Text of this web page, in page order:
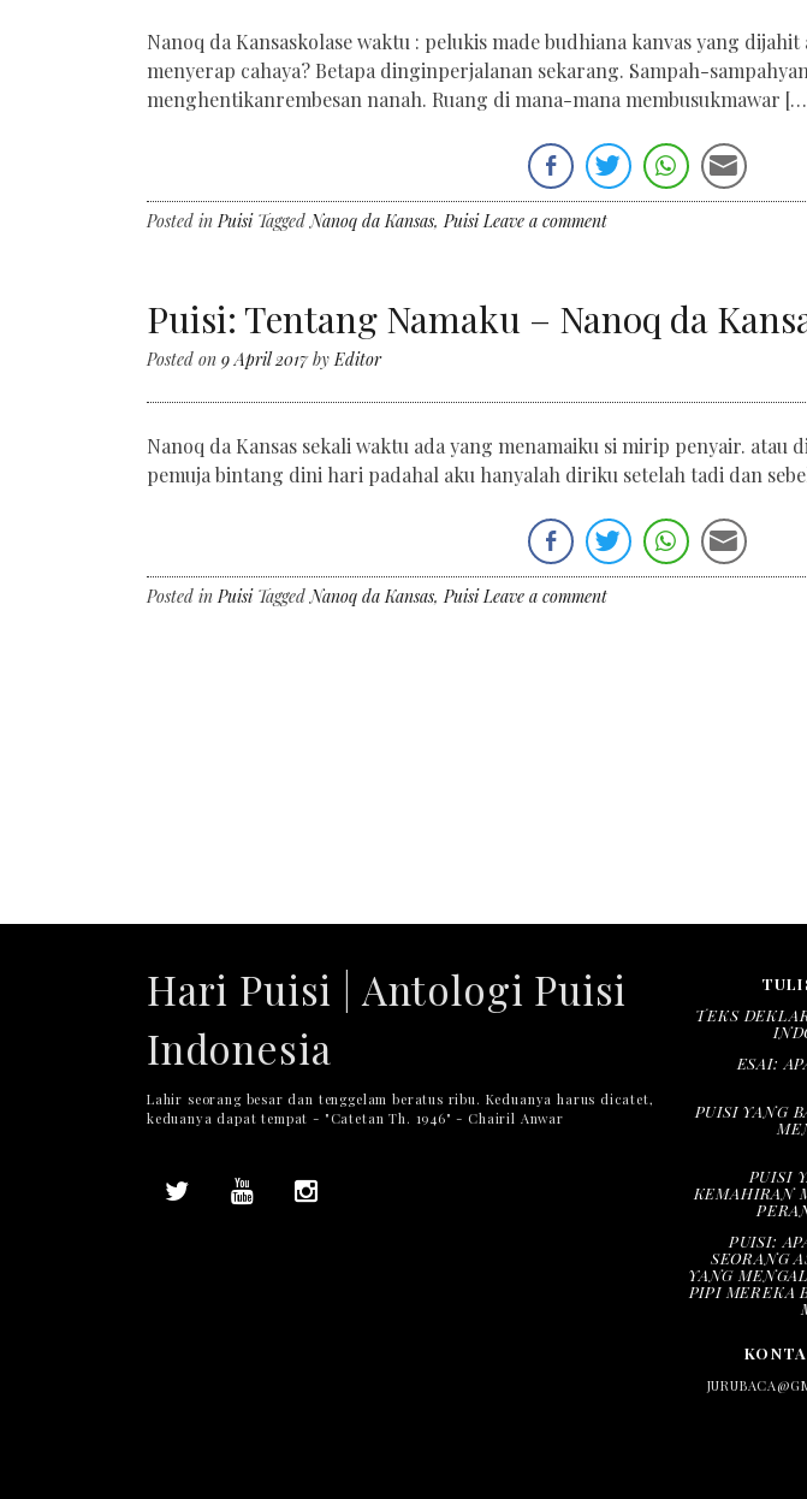
Nanoq da Kansaskolase waktu : pelukis made budhiana kanvas yang
menyerap cahaya? Betapa dinginperjalanan sekarang. Sampah-
menghentikanrembesan nanah. Ruang di mana-mana membusukmawar
Posted inPuisi TaggedNanoq da Kansas,Puisi Leave a comment
Puisi: Tentang Namaku – Nanoq da
Posted on 9 April 2017byEditor
Nanoq da Kansas sekali waktu ada yang menamaiku si mirip penyair. atau
pemuja bintang dini hari padahal aku hanyalah diriku setelah tadi dan
Posted inPuisi TaggedNanoq da Kansas,Puisi Leave a comment
Hari Puisi | Antologi Puisi
Indonesia
Lahir seorang besar dan tenggelam beratus ribu. Keduanya harus dicatet,
keduanya dapat tempat - "Catetan Th. 1946" - Chairil Anwar
TEKS
ESAI:
PUISI YANG
PUISI
KEMAHIRAN
PUISI:
SEORANG
YANG
PIPI MEREKA